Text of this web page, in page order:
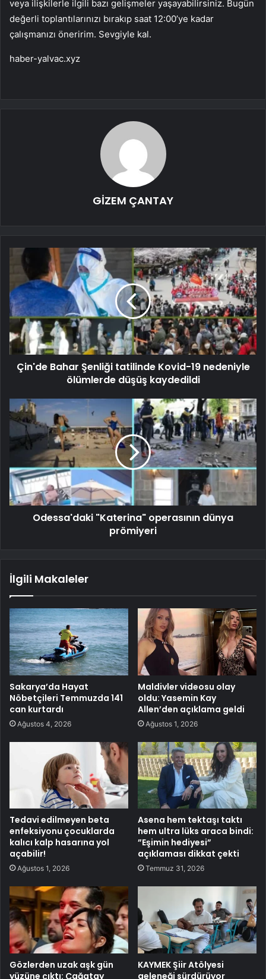
veya ilişkilerle ilgili bazı gelişmeler yaşayabilirsiniz. Bugün
değerli toplantılarınızı bırakıp saat 12:00’ye kadar
çalışmanızı öneririm. Sevgiyle kal.
haber-yalvac.xyz
GİZEM ÇANTAY
Çin'de Bahar Şenliği tatilinde Kovid-19 nedeniyle
ölümlerde düşüş kaydedildi
Odessa'daki "Katerina" operasının dünya
prömiyeri
İlgili Makaleler
Sakarya’da Hayat
Nöbetçileri Temmuzda 141
can kurtardı
Ağustos 4, 2026
Maldivler videosu olay
oldu: Yasemin Kay
Allen’den açıklama geldi
Ağustos 1, 2026
Tedavi edilmeyen beta
enfeksiyonu çocuklarda
kalıcı kalp hasarına yol
açabilir!
Ağustos 1, 2026
Asena hem tektaşı taktı
hem ultra lüks araca bindi:
”Eşimin hediyesi”
açıklaması dikkat çekti
Temmuz 31, 2026
Gözlerden uzak aşk gün
yüzüne çıktı: Çağatay
KAYMEK Şiir Atölyesi
geleneği sürdürüyor